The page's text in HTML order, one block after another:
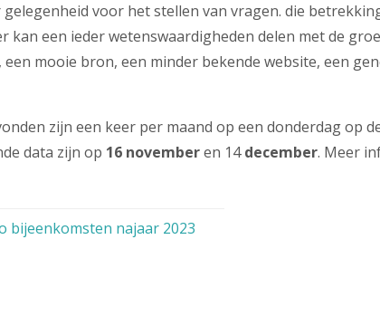
gelegenheid voor het stellen van vragen. die
kan een ieder wetenswaardigheden delen met de
mooie bron, een minder bekende website, een
zijn een keer per maand op een donderdag op
data zijn op 16 novemberen 14december. Meer
bijeenkomsten najaar 2023